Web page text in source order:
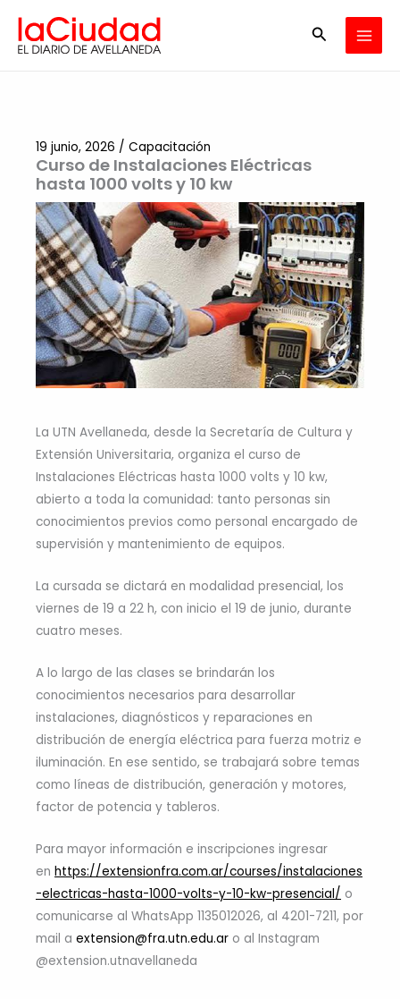
contenido
Buscar
Curso de Instalaciones Eléctricas
hasta 1000 volts y 10 kw
19 junio, 2026 / Capacitación
La UTN Avellaneda, desde la Secretaría de Cultura y
Extensión Universitaria, organiza el curso de
Instalaciones Eléctricas hasta 1000 volts y 10 kw,
abierto a toda la comunidad: tanto personas sin
conocimientos previos como personal encargado de
supervisión y mantenimiento de equipos.
La cursada se dictará en modalidad presencial, los
viernes de 19 a 22 h, con inicio el 19 de junio, durante
cuatro meses.
A lo largo de las clases se brindarán los
conocimientos necesarios para desarrollar
instalaciones, diagnósticos y reparaciones en
distribución de energía eléctrica para fuerza motriz e
iluminación. En ese sentido, se trabajará sobre temas
como líneas de distribución, generación y motores,
factor de potencia y tableros.
Para mayor información e inscripciones ingresar
en https://extensionfra.com.ar/courses/instalaciones
-electricas-hasta-1000-volts-y-10-kw-presencial/ o
comunicarse al WhatsApp 1135012026, al 4201-7211, por
mail a extension@fra.utn.edu.ar o al Instagram
@extension.utnavellaneda